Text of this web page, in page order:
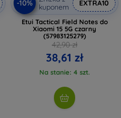
-10%
kuponem
EXTRA10
Etui Tactical Field Notes do
Xiaomi 15 5G czarny
(57983125279)
42,90 zł
38,61 zł
Na stanie: 4 szt.